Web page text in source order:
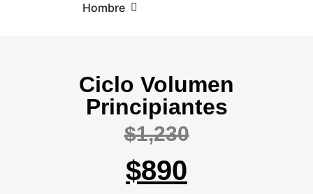
Hombre
Ciclo Volumen
Principiantes
$1,230
$890